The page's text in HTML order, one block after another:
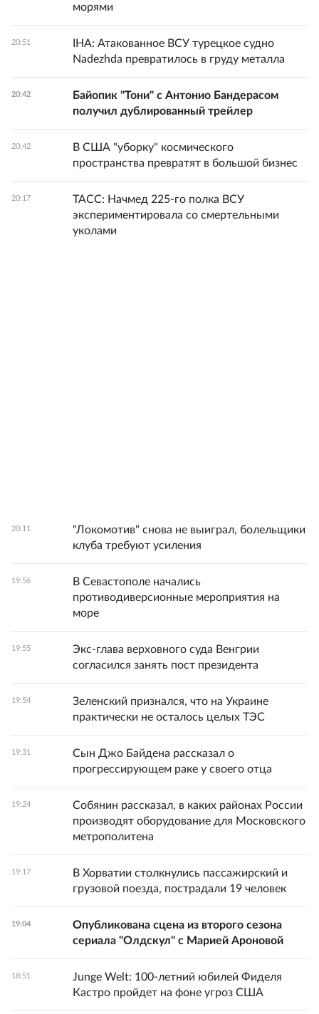
морями
20:51
IHA: Атакованное ВСУ турецкое судно
Nadezhda превратилось в груду металла
20:42
Байопик "Тони" с Антонио Бандерасом
получил дублированный трейлер
20:42
В США "уборку" космического
пространства превратят в большой бизнес
20:17
ТАСС: Начмед 225-го полка ВСУ
экспериментировала со смертельными
уколами
20:11
"Локомотив" снова не выиграл, болельщики
клуба требуют усиления
19:56
В Севастополе начались
противодиверсионные мероприятия на
море
19:55
Экс-глава верховного суда Венгрии
согласился занять пост президента
19:54
Зеленский признался, что на Украине
практически не осталось целых ТЭС
19:31
Сын Джо Байдена рассказал о
прогрессирующем раке у своего отца
19:24
Собянин рассказал, в каких районах России
производят оборудование для Московского
метрополитена
19:17
В Хорватии столкнулись пассажирский и
грузовой поезда, пострадали 19 человек
19:04
Опубликована сцена из второго сезона
сериала "Олдскул" с Марией Ароновой
18:51
Junge Welt: 100-летний юбилей Фиделя
Кастро пройдет на фоне угроз США